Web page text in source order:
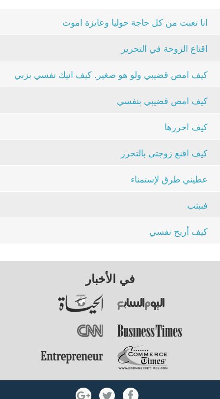
انا تعبت من كل حاجة حوليا وعايزة اموت
اقناع الزوجة في التحرير
كيف امص قضيبي ولو هو صغير. كيف انيك نفسي بزبي
كيف امص قضيبي بنفسي
كيف احررها
كيف اقنع زوجتي بالتحرر
عطيني طرق لإستمناء
فببثب
كيف أريح نفسي
في الأخبار